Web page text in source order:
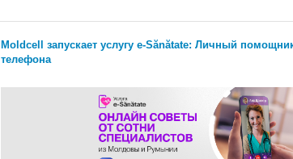
Moldcell запускает услугу e-Sănătate: Личный
телефона